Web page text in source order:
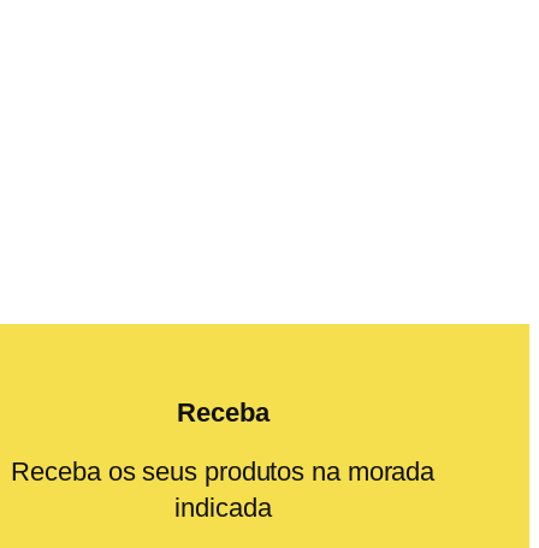
Receba
Receba os seus produtos na morada
indicada